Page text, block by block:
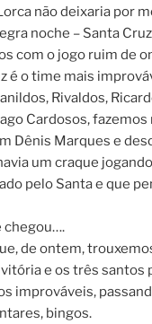
não deixaria por
noche – Santa
com o jogo ruim de
é o time mais
Rivaldos,
Cardosos,
Dênis Marques e
um craque
pelo Santa e que
chegou….
de ontem,
e os três santos
improváveis,
bingos.